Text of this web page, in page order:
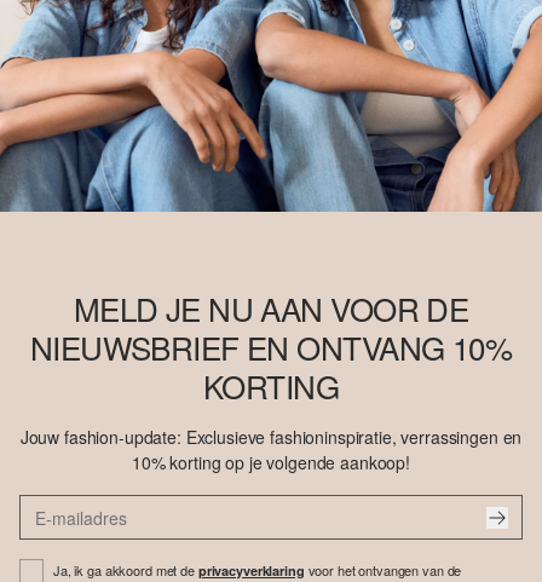
MELD JE NU AAN VOOR DE
NIEUWSBRIEF EN ONTVANG 10%
KORTING
Jouw fashion-update: Exclusieve fashioninspiratie, verrassingen en
10% korting op je volgende aankoop!
Ja, ik ga akkoord met de privacyverklaring voor het ontvangen van de